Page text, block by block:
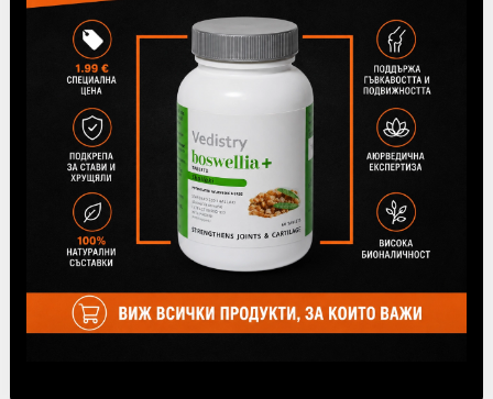
Моринга – ползи, свойства и
противопоказания
21 Юли 2026
Моринга е хранително растение с богат състав и дълга
история на употреба в Индия и Аюрведа. Листата ѝ
съдържат растителни белтъчини, фибри, витамини,...
ВИЖ ВСИЧКИ